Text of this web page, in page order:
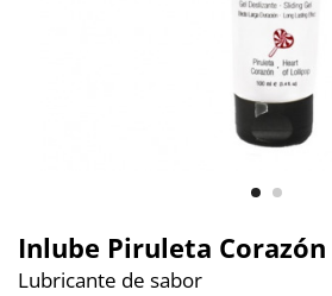
Inlube Piruleta Corazón
Lubricante de sabor